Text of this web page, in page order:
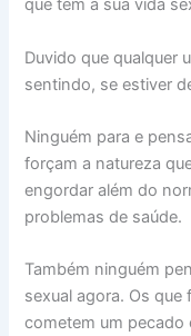
que tem a sua vida
Duvido que qualquer
sentindo, se estiver
Ninguém para e
forçam a natureza
engordar além do
problemas de saúde.
Também ninguém
sexual agora. Os que
cometem um pecado